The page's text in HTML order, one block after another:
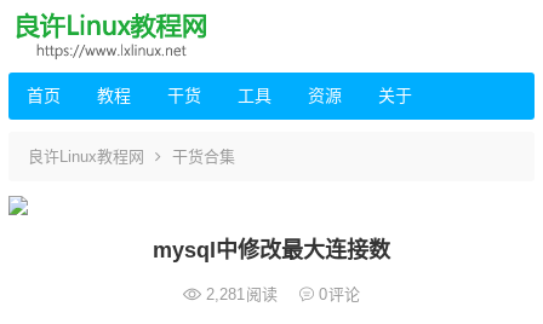
首页 教程 干货 工具 资源 关于
良许Linux教程网 干货合集
mysql中修改最大连接数
2,281阅读 0评论